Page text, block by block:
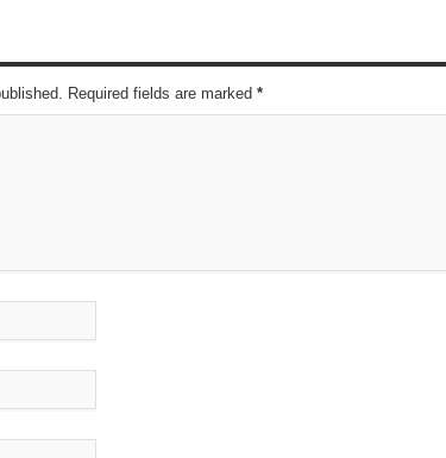
Required fields are marked *